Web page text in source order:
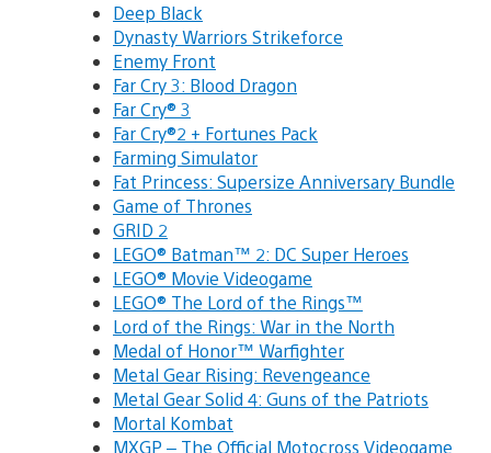
Deep Black
Dynasty Warriors Strikeforce
Enemy Front
Far Cry 3: Blood Dragon
Far Cry® 3
Far Cry®2 + Fortunes Pack
Farming Simulator
Fat Princess: Supersize Anniversary Bundle
Game of Thrones
GRID 2
LEGO® Batman™ 2: DC Super Heroes
LEGO® Movie Videogame
LEGO® The Lord of the Rings™
Lord of the Rings: War in the North
Medal of Honor™ Warfighter
Metal Gear Rising: Revengeance
Metal Gear Solid 4: Guns of the Patriots
Mortal Kombat
MXGP – The Official Motocross Videogame